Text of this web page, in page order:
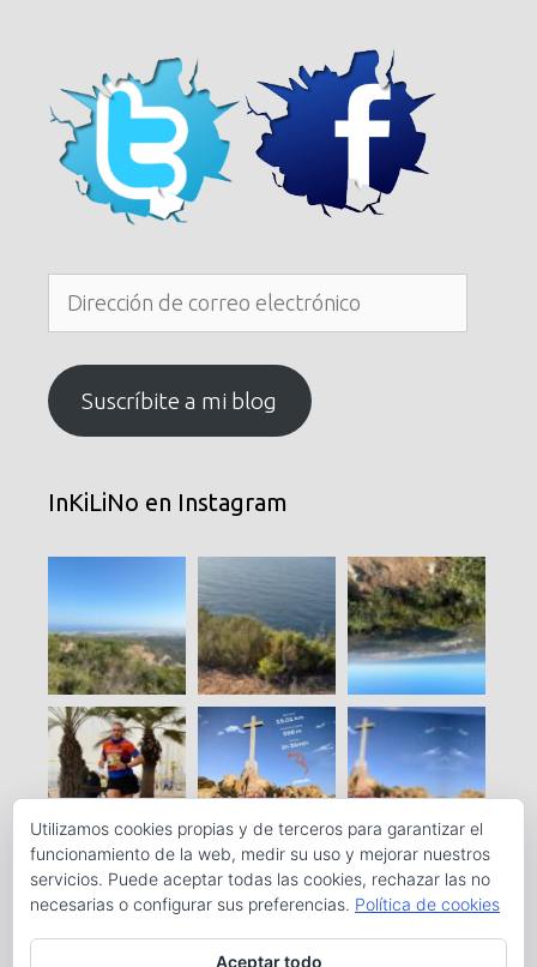
electrónico
Suscríbite a mi blog
InKiLiNo en Instagram
Utilizamos cookies propias y de terceros para garantizar el
funcionamiento de la web, medir su uso y mejorar nuestros
servicios. Puede aceptar todas las cookies, rechazar las no
necesarias o configurar sus preferencias. Política de cookies
Aceptar todo